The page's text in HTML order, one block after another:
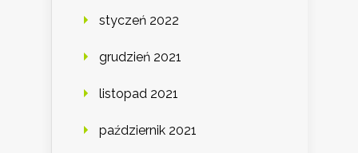
styczeń 2022
grudzień 2021
listopad 2021
październik 2021